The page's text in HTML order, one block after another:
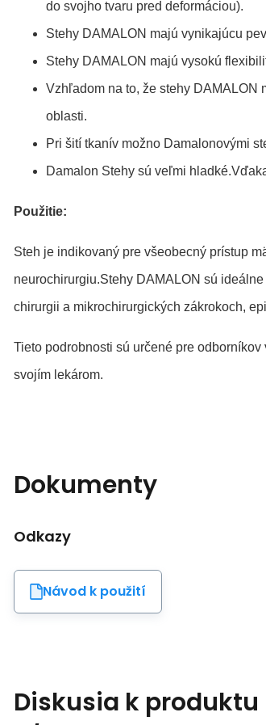
do svojho tvaru pred deformáciou).
Stehy DAMALON majú vynikajúcu
Stehy DAMALON majú vysokú
Vzhľadom na to, že stehy DAMALON
oblasti.
Pri šití tkanív možno Damalonovými
Damalon Stehy sú veľmi
Použitie:
Steh je indikovaný pre všeobecný prístup
neurochirurgiu.Stehy DAMALON sú
chirurgii a mikrochirurgických zákrokoch,
Tieto podrobnosti sú určené pre
svojím lekárom.
Dokumenty
Odkazy
Návod k použití
Diskusia k produktu